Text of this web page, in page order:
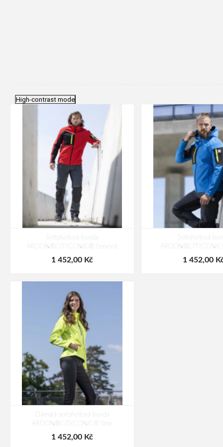
High-contrast mode
Softshellová bunda
ARDON®CITYCONIC® červená
1 452,00 Kč
Softshellová
1 452,00
Dámská softshellová bunda
ARDON®CITYCONIC® lime
1 452,00 Kč